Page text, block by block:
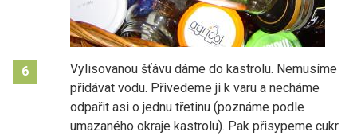
6
Vylisovanou šťávu dáme do kastrolu. Nemusíme
přidávat vodu. Přivedeme ji k varu a necháme
odpařit asi o jednu třetinu (poznáme podle
umazaného okraje kastrolu). Pak přisypeme cukr